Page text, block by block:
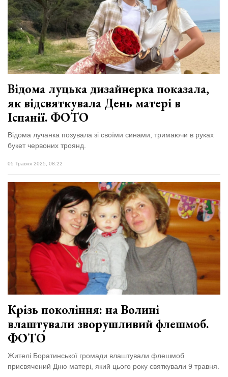
Відома луцька дизайнерка показала,
як відсвяткувала День матері в
Іспанії. ФОТО
Відома лучанка позувала зі своїми синами, тримаючи в руках
букет червоних троянд.
05 Травня 2025, 08:22
Крізь покоління: на Волині
влаштували зворушливий флешмоб.
ФОТО
Жителі Боратинської громади влаштували флешмоб
присвячений Дню матері, який цього року святкували 9 травня.